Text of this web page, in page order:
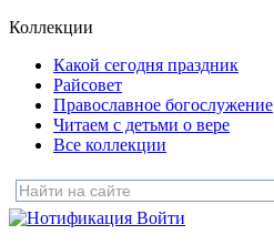
Коллекции
Какой сегодня праздник
Райсовет
Православное богослужение
Читаем с детьми о вере
Все коллекции
Войти